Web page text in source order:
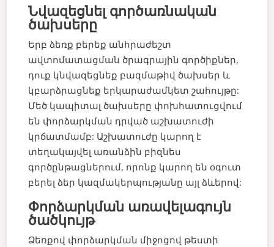
Նվազեցնել գործառնական
ծախսերը
Երբ ձեռք բերեք անհրաժեշտ
ավտոմատացման ծրագրային գործիքներ,
դուք կնվազեցնեք բազմաթիվ ծախսեր և
կբարձրացնեք երկարաժամկետ շահույթը:
Մեծ կապիտալ ծախսերը փոխհատուցվում
են փորձարկման դրված աշխատուժի
կրճատմամբ: Աշխատուժը կարող է
տեղակայվել առանձին բիզնես
գործընթացներում, որոնք կարող են օգուտ
բերել ձեր կազմակերպությանը այլ ձևերով:
Փորձարկման առավելագույն
ծածկույթ
Ձեռքով փորձարկման միջոցով թեստի